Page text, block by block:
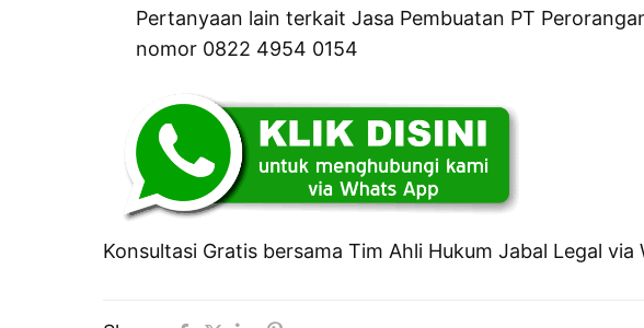
Pertanyaan lain terkait Jasa Pembuatan PT
nomor 0822 4954 0154
Konsultasi Gratis bersama Tim Ahli Hukum Jabal Legal